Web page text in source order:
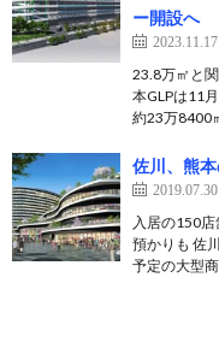
ー開設へ
2023.11.17
23.8万㎡と
本GLPは11
約23万8400
佐川、熊
2019.07.30
入居の150
預かりも 佐
予定の大型